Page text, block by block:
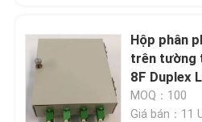
Hộp phân
trên tường
8F Duplex
MOQ：100
Giá bán：11